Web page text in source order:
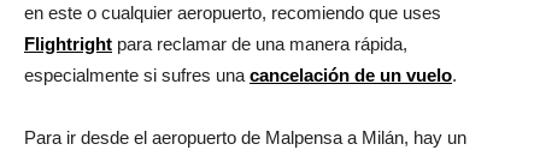
en este o cualquier aeropuerto, recomiendo que uses
Flightright para reclamar de una manera rápida,
especialmente si sufres una cancelación de un vuelo.
Para ir desde el aeropuerto de Malpensa a Milán, hay un